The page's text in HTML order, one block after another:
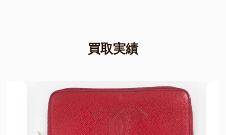
買取実績